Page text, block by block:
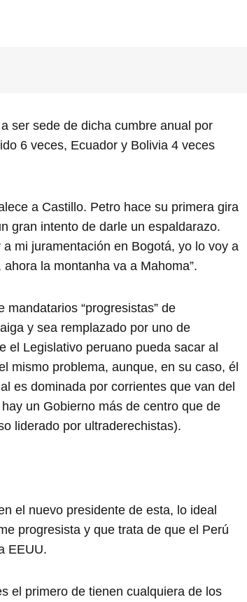
ser sede de dicha cumbre anual por
6 veces, Ecuador y Bolivia 4 veces
a Castillo. Petro hace su primera gira
gran intento de darle un espaldarazo.
mi juramentación en Bogotá, yo lo voy a
la montanha va a Mahoma”.
“progresistas” de
y sea remplazado por uno de
el Legislativo peruano pueda sacar al
mismo problema, aunque, en su caso, él
es dominada por corrientes que van del
un Gobierno más de centro que de
liderado por ultraderechistas).
el nuevo presidente de esta, lo ideal
progresista y que trata de que el Perú
EEUU.
el primero de tienen cualquiera de los